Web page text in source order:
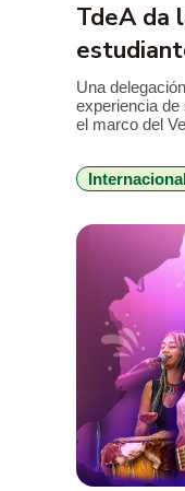
TdeA da
Una
experiencia
el marco del
estudiantes